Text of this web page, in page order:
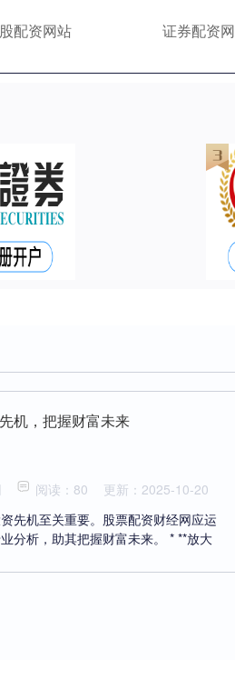
配资网站 证券配资网
机，把握财富未来
阅读：80
更新：2025-10-20
先机至关重要。股票配资财经网应运
分析，助其把握财富未来。 * **放大